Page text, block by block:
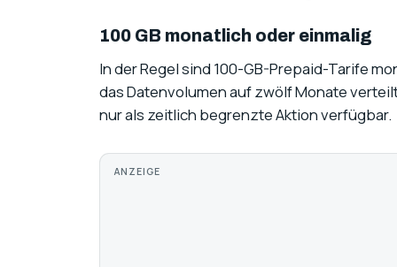
100 GB monatlich oder einmalig
In der Regel sind 100-GB-Prepaid-Tarife
das Datenvolumen auf zwölf Monate
nur als zeitlich begrenzte Aktion verfügbar.
ANZEIGE